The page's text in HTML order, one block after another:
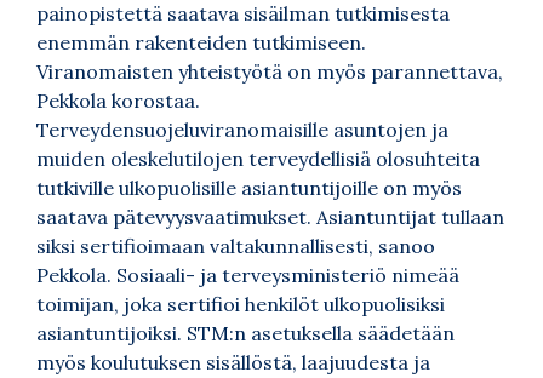
painopistettä saatava sisäilman tutkimisesta
enemmän rakenteiden tutkimiseen.
Viranomaisten yhteistyötä on myös parannettava,
Pekkola korostaa.
Terveydensuojeluviranomaisille asuntojen ja
muiden oleskelutilojen terveydellisiä olosuhteita
tutkiville ulkopuolisille asiantuntijoille on myös
saatava pätevyysvaatimukset. Asiantuntijat tullaan
siksi sertifioimaan valtakunnallisesti, sanoo
Pekkola. Sosiaali- ja terveysministeriö nimeää
toimijan, joka sertifioi henkilöt ulkopuolisiksi
asiantuntijoiksi. STM:n asetuksella säädetään
myös koulutuksen sisällöstä, laajuudesta ja